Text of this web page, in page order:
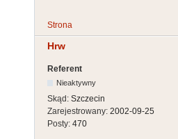
Strona
Hrw
Referent
Nieaktywny
Skąd: Szczecin
Zarejestrowany: 2002-09-25
Posty: 470